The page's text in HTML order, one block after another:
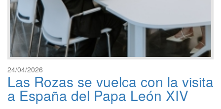
24/04/2026
Las Rozas se vuelca con la visita
a España del Papa León XIV